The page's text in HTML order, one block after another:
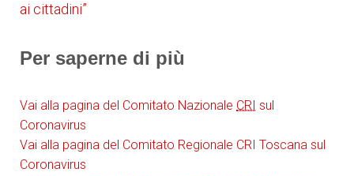
ai cittadini”
Per saperne di più
Vai alla pagina del Comitato Nazionale CRI sul
Coronavirus
Vai alla pagina del Comitato Regionale CRI Toscana sul
Coronavirus